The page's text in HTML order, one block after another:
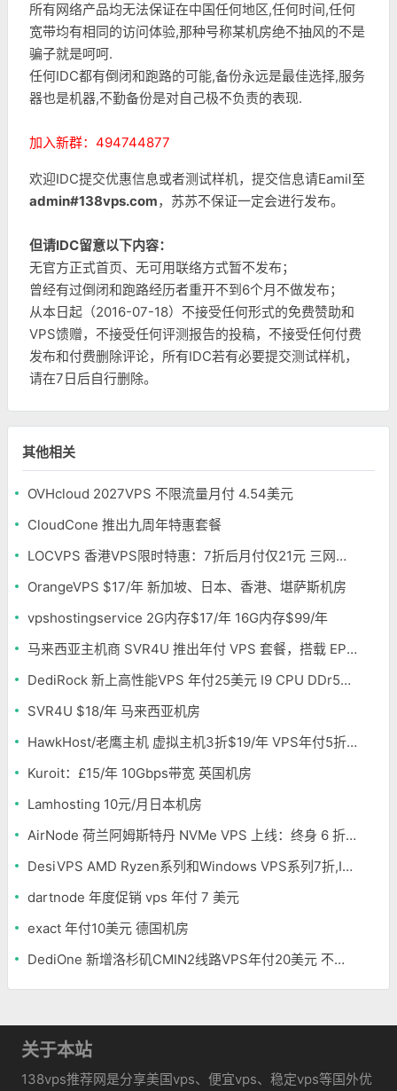
所有网络产品均无法保证在中国任何地区,任何时间,任何
宽带均有相同的访问体验,那种号称某机房绝不抽风的不是
骗子就是呵呵.
任何IDC都有倒闭和跑路的可能,备份永远是最佳选择,服务
器也是机器,不勤备份是对自己极不负责的表现.
加入新群：494744877
欢迎IDC提交优惠信息或者测试样机，提交信息请Eamil至
admin#138vps.com，苏苏不保证一定会进行发布。
但请IDC留意以下内容：
无官方正式首页、无可用联络方式暂不发布；
曾经有过倒闭和跑路经历者重开不到6个月不做发布；
从本日起（2016-07-18）不接受任何形式的免费赞助和
VPS馈赠，不接受任何评测报告的投稿，不接受任何付费
发布和付费删除评论，所有IDC若有必要提交测试样机，
请在7日后自行删除。
其他相关
OVHcloud 2027VPS 不限流量月付 4.54美元
CloudCone 推出九周年特惠套餐
LOCVPS 香港VPS限时特惠：7折后月付仅21元 三网优化BGP线路 可选原生IP
OrangeVPS $17/年 新加坡、日本、香港、堪萨斯机房
vpshostingservice 2G内存$17/年 16G内存$99/年
马来西亚主机商 SVR4U 推出年付 VPS 套餐，搭载 EPYC/至强铂金，支持支付宝
DediRock 新上高性能VPS 年付25美元 I9 CPU DDr5内存 纽约机房
SVR4U $18/年 马来西亚机房
HawkHost/老鹰主机 虚拟主机3折$19/年 VPS年付5折$25/年
Kuroit：£15/年 10Gbps带宽 英国机房
Lamhosting 10元/月日本机房
AirNode 荷兰阿姆斯特丹 NVMe VPS 上线：终身 6 折，€1.99/月起，2.5Tbit/s DDoS 防护
DesiVPS AMD Ryzen系列和Windows VPS系列7折,Intel系列年付11.6美元
dartnode 年度促销 vps 年付 7 美元
exact 年付10美元 德国机房
DediOne 新增洛杉矶CMIN2线路VPS年付20美元 不限流量
关于本站
138vps推荐网是分享美国vps、便宜vps、稳定vps等国外优